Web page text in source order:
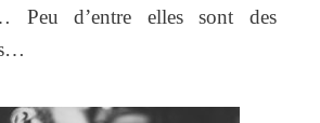
Peu d’entre elles sont des